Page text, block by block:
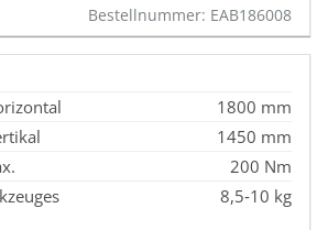
Bestellnummer: EAB186008
1800 mm
1450 mm
200 Nm
8,5‑10 kg